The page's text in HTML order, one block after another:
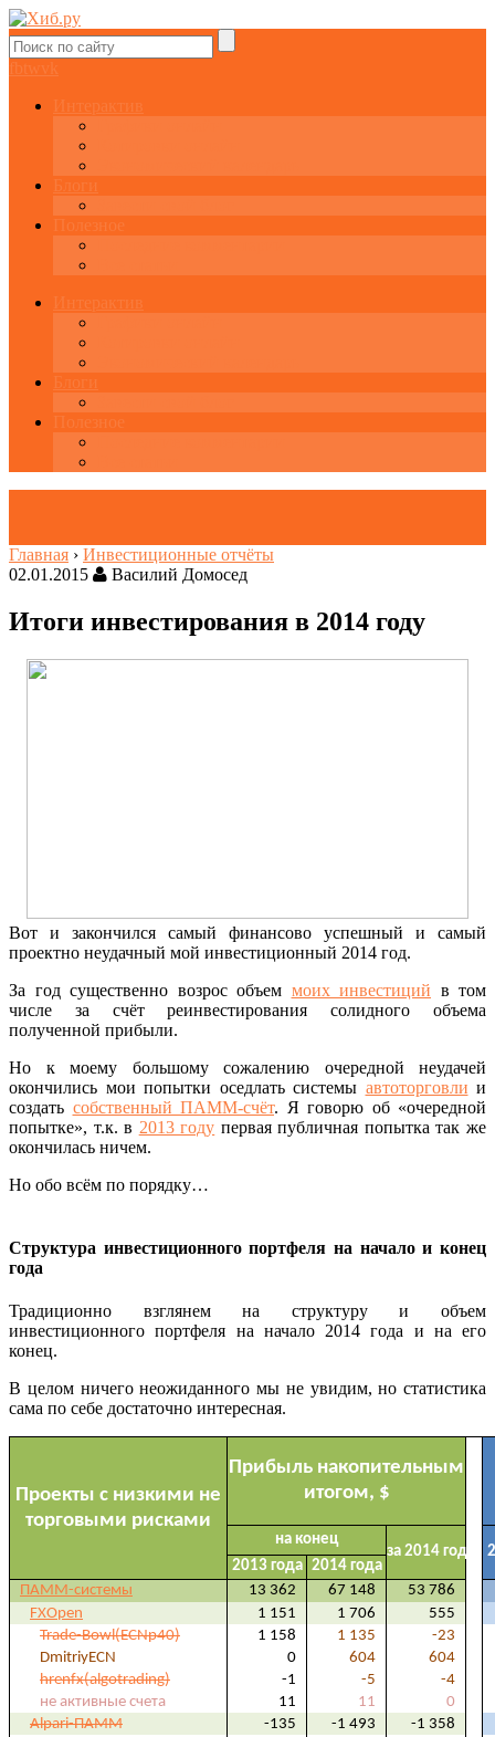
fbtw vk
Интерактив
Блоги
Полезное
Интерактив
Блоги
Полезное
Главная › Инвестиционные отчёты
02.01.2015
Василий Домосед
Итоги инвестирования в 2014 году
Вот и закончился самый финансово успешный и самый
проектно неудачный мой инвестиционный 2014 год.
За год существенно возрос объем моих инвестиций в том
числе за счёт реинвестирования солидного объема
полученной прибыли.
Но к моему большому сожалению очередной неудачей
окончились мои попытки оседлать системы автоторговли и
создать собственный ПАММ-счёт. Я говорю об «очередной
попытке», т.к. в 2013 году первая публичная попытка так же
окончилась ничем.
Но обо всём по порядку…
Структура инвестиционного портфеля на начало и конец
года
Традиционно взглянем на структуру и объем
инвестиционного портфеля на начало 2014 года и на его
конец.
В целом ничего неожиданного мы не увидим, но статистика
сама по себе достаточно интересная.
Проекты с низкими не
торговыми рисками
Прибыль накопительным
итогом, $
на конец
за 2014 год
2013 года 2014 года
ПАММ-системы
13 362 67 148
53 786
FXOpen
1 151 1 706
555
Trade-Bowl(ECNp40)
1 158 1 135
-23
DmitriyECN
0 604
604
hrenfx(algotrading)
-1 -5
-4
не активные счета
11 11
0
Alpari-ПАММ
-135 -1 493
-1 358